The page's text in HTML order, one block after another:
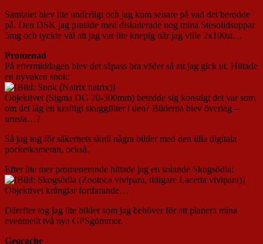
Samtalet blev lite underligt och jag kom senare på vad det berodde
på. Den DSK jag pratade med diskuterade nog mina Stesolidsuppar
5mg och tyckte väl att jag var lite knepig när jag ville 2x100st…
Promenad
På eftermiddagen blev det såpass bra väder så att jag gick ut. Hittade
en nyvaken snok:
Objektivet (Sigma DG 70-300mm) betedde sig konstigt det var som
om det låg en kraftigt skuggfilter i den? Bilderna blev överlag –
urusla…?
Så jag tog för säkerhets skull några bilder med den lilla digitala
pocketkameran, också.
Efter lite mer promenerande hittade jag en solande Skogsödla:
Objektivet krånglar fortfarande…
Därefter tog jag lite bilder som jag behöver för att planera mina
eventuellt två nya GPSgömmor.
Geocache